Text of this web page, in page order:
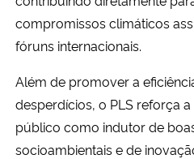
compromissos climáticos
fóruns internacionais.
Além de promover a
desperdícios, o PLS reforça
público como indutor de
socioambientais e de